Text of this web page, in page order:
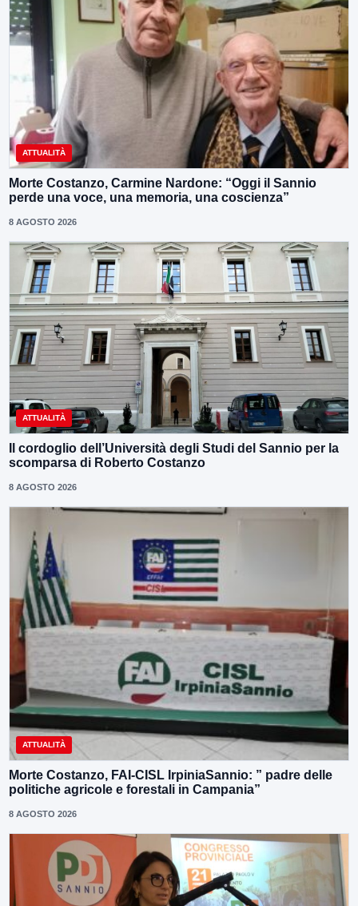
ATTUALITÀ
Morte Costanzo, Carmine Nardone: “Oggi il Sannio
perde una voce, una memoria, una coscienza”
8 AGOSTO 2026
ATTUALITÀ
Il cordoglio dell’Università degli Studi del Sannio per la
scomparsa di Roberto Costanzo
8 AGOSTO 2026
ATTUALITÀ
Morte Costanzo, FAI-CISL IrpiniaSannio: ” padre delle
politiche agricole e forestali in Campania”
8 AGOSTO 2026